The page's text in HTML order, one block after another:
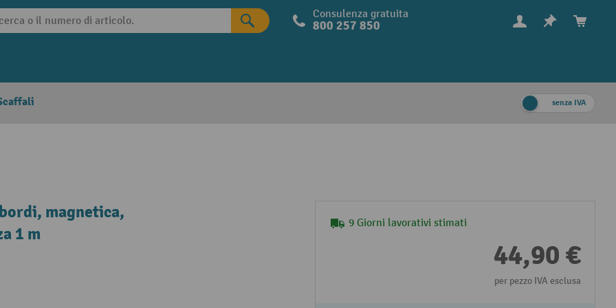
Consulenza gratuita
800 257 850
senza IVA
magnetica,
1 m
9 Giorni lavorativi stimati
44,90 €
per pezzo IVA esclusa